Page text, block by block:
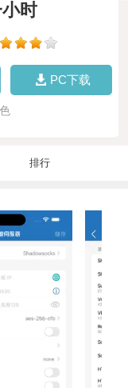
时
PC下载
排行